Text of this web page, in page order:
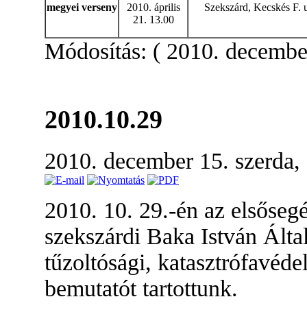
megyei verseny
2010. április
21. 13.00
Szekszárd, Kecskés F.
Módosítás: ( 2010.
2010.10.29
2010. december 15.
2010. 10. 29.-én az
szekszárdi Baka István
tűzoltósági,
bemutatót tartottunk.